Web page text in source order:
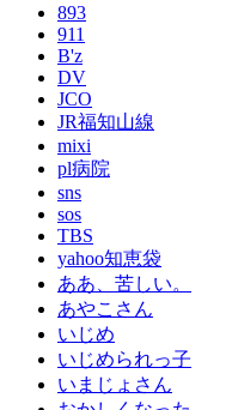
893
911
B'z
DV
JCO
JR福知山線
mixi
pl病院
sns
sos
TBS
yahoo知恵袋
ああ、苦しい。
あやこさん
いじめ
いじめられっ子
いまじょさん